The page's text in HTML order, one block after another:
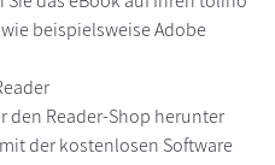
beispielsweise Adobe
den Reader-Shop herunter
der kostenlosen Software